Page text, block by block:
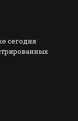
сегодня